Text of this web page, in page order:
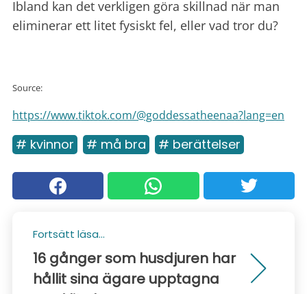
Ibland kan det verkligen göra skillnad när man
eliminerar ett litet fysiskt fel, eller vad tror du?
Source:
https://www.tiktok.com/@goddessatheenaa?lang=en
# kvinnor # må bra # berättelser
Fortsätt läsa...
16 gånger som husdjuren har
hållit sina ägare upptagna